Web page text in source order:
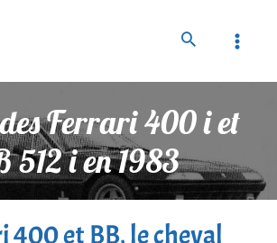
des Ferrari 400 i et
512 i en 1983
400 et BB, le cheval